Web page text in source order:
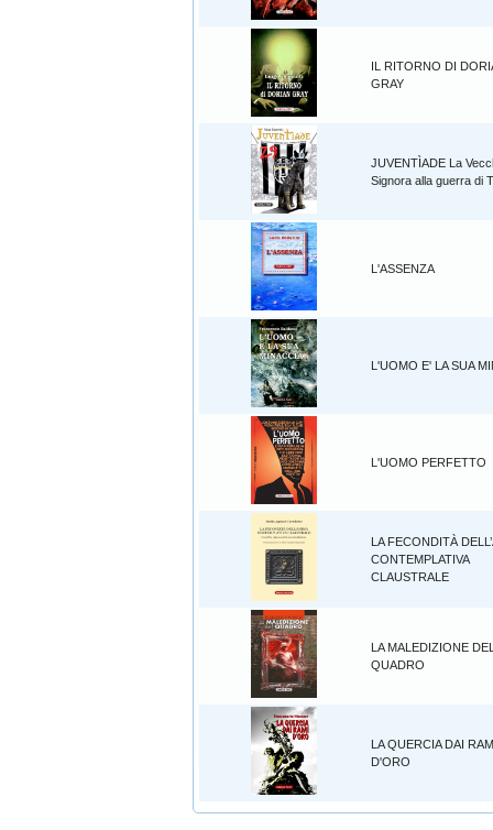
IL RITORNO DI
GRAY
JUVENTÌADE La
Signora alla guerra di
L'ASSENZA
L'UOMO E' LA SUA
L'UOMO PERFETTO
LA FECONDITÀ
CONTEMPLATIVA
CLAUSTRALE
LA MALEDIZIONE
QUADRO
LA QUERCIA DAI
D'ORO